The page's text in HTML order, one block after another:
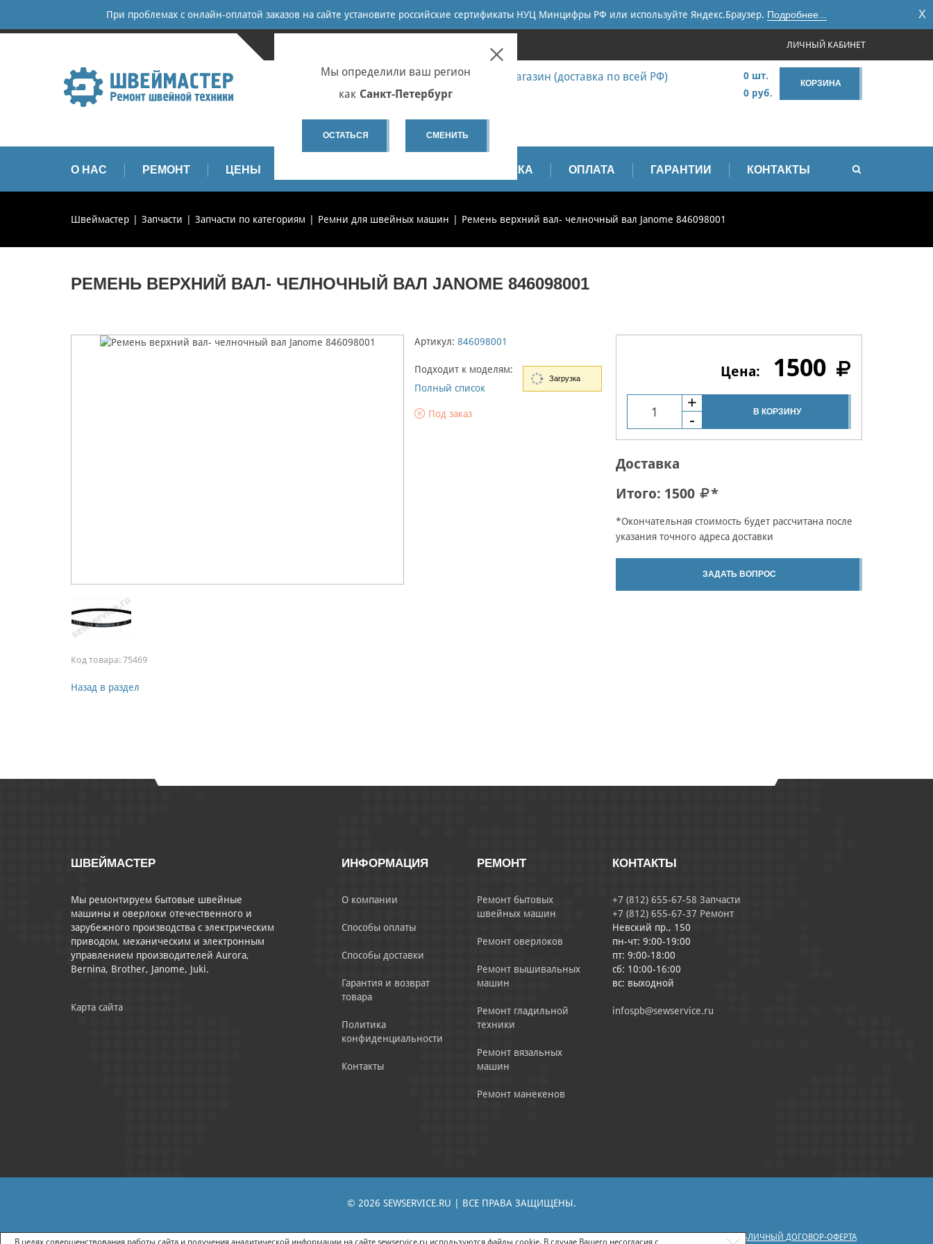
При проблемах с онлайн-оплатой заказов на сайте установите российские сертификаты НУЦ Минцифры РФ или используйте Яндекс.Браузер. Подробнее... X
Мы определили ваш регион
как Санкт-Петербург
ОСТАТЬСЯ СМЕНИТЬ
ЛИЧНЫЙ КАБИНЕТ
+7 (812) 655-67-58 Запчасти - интернет-магазин (доставка по всей РФ)
+7 (812) 655-67-37 Ремонт
infospb@sewservice.ru
КОРЗИНА
0 шт.
0 руб.
О НАС РЕМОНТ ЦЕНЫ ДОСТАВКА ОПЛАТА ГАРАНТИИ КОНТАКТЫ
Швеймастер Запчасти Запчасти по категориям Ремни для швейных машин Ремень верхний вал- челночный вал Janome 846098001
РЕМЕНЬ ВЕРХНИЙ ВАЛ- ЧЕЛНОЧНЫЙ ВАЛ JANOME 846098001
Код товара: 75469
Назад в раздел
Артикул: 846098001
Подходит к моделям:
Полный список
Под заказ
1500
В КОРЗИНУ
Доставка
Итого: 1500 *
*Окончательная стоимость будет рассчитана после
указания точного адреса доставки
ЗАДАТЬ ВОПРОС
ШВЕЙМАСТЕР
Мы ремонтируем бытовые швейные
машины и оверлоки отечественного и
зарубежного производства с электрическим
приводом, механическим и электронным
управлением производителей Aurora,
Bernina, Brother, Janome, Juki.
Карта сайта
ИНФОРМАЦИЯ
О компании
Способы оплаты
Способы доставки
Гарантия и возврат
товара
Политика
конфиденциальности
Контакты
РЕМОНТ
Ремонт бытовых
швейных машин
Ремонт оверлоков
Ремонт вышивальных
машин
Ремонт гладильной
техники
Ремонт вязальных
машин
Ремонт манекенов
КОНТАКТЫ
+7 (812) 655-67-58 Запчасти
+7 (812) 655-67-37 Ремонт
Невский пр., 150
пн-чт: 9:00-19:00
пт: 9:00-18:00
сб: 10:00-16:00
вс: выходной
infospb@sewservice.ru
© 2026 SEWSERVICE.RU | ВСЕ ПРАВА ЗАЩИЩЕНЫ.
ПОЛИТИКА КОНФИДЕНЦИАЛЬНОСТИ | СОГЛАСИЕ НА ПОЛУЧЕНИЕ РЕКЛАМНО-ИНФОРМАЦИОННЫХ МАТЕРИАЛОВ | СОГЛАСИЕ НА ОБРАБОТКУ ПЕРСОНАЛЬНЫХ ДАННЫХ | ПУБЛИЧНЫЙ ДОГОВОР-ОФЕРТА
В целях совершенствования работы сайта и получения аналитической информации на сайте sewservice.ru используются файлы cookie. В случае Вашего несогласия с
Загрузка